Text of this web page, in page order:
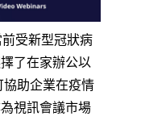
前受新型冠狀病
了在家辦公以
助企業在疫情
視訊會議市場